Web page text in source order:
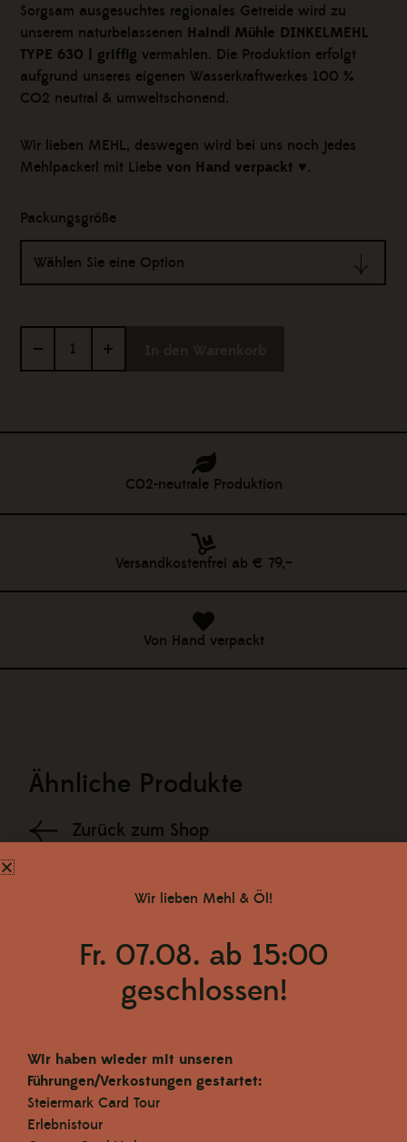
Sorgsam ausgesuchtes regionales Getreide wird zu
unserem naturbelassenen Haindl Mühle DINKELMEHL
TYPE 630 | griffig vermahlen. Die Produktion erfolgt
aufgrund unseres eigenen Wasserkraftwerkes 100 %
CO2 neutral & umweltschonend.
Wir lieben MEHL, deswegen wird bei uns noch jedes
Mehlpackerl mit Liebevon Hand verpackt ♥.
Packungsgröße
Wählen Sie eine Option
Haindl
Mühle
DINKELMEHL
TYPE
|
griffig
C02-neutrale Produktion
Versandkostenfrei ab € 79,–
Von Hand verpackt
Ähnliche Produkte
Zurück zum Shop
Wir lieben Mehl & Öl!
Fr. 07.08. ab 15:00
geschlossen!
Wir haben wieder mit unseren
Führungen/Verkostungen gestartet:
Steiermark Card Tour
Erlebnistour